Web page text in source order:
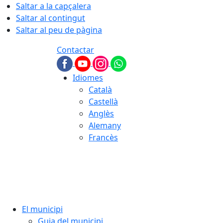
Saltar a la capçalera
Saltar al contingut
Saltar al peu de pàgina
Contactar
Idiomes
Català
Castellà
Anglès
Alemany
Francès
El municipi